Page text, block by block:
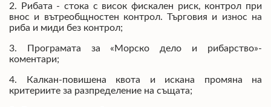
2. Рибата - стока с висок фискален риск, контрол при
внос и вътреобщностен контрол. Търговия и износ на
риба и миди без контрол;
3. Програмата за «Морско дело и рибарство»-
коментари;
4. Калкан-повишена квота и искана промяна на
критериите за разпределение на същата;